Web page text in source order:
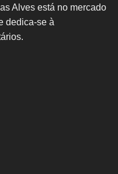
Alves está no mercado
dedica-se à